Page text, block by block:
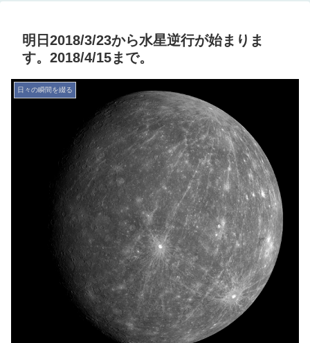
明日2018/3/23から水星逆行が始まりま
す。2018/4/15まで。
日々の瞬間を綴る